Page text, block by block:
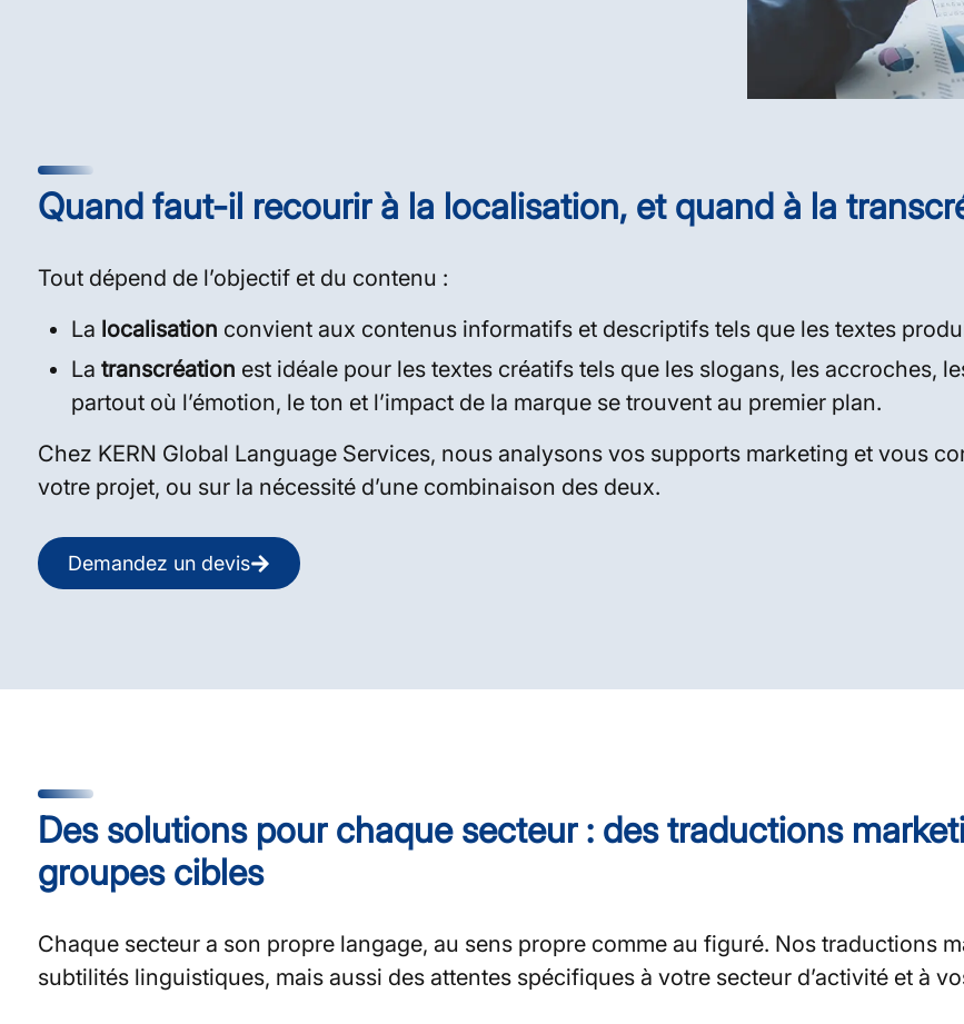
Quand faut-il recourir à la localisation, et quand à la
Tout dépend de l’objectif et du contenu :
La localisation convient aux contenus informatifs et descriptifs tels que les textes
La transcréation est idéale pour les textes créatifs tels que les slogans, les accroches,
partout où l’émotion, le ton et l’impact de la marque se trouvent au premier plan.
Chez KERN Global Language Services, nous analysons vos supports marketing et vous
votre projet, ou sur la nécessité d’une combinaison des deux.
Demandez un devis
Des solutions pour chaque secteur : des traductions
groupes cibles
Chaque secteur a son propre langage, au sens propre comme au figuré. Nos traductions
subtilités linguistiques, mais aussi des attentes spécifiques à votre secteur d’activité et à